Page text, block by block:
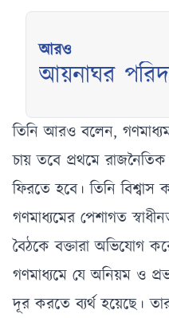
আরও
আয়নাঘর
নির্যাতনের তথ্য
সামনে এলো
তিনি আরও বলেন,
চায় তবে প্রথমে
ফিরতে হবে। তিনি
গণমাধ্যমের পেশাগত
বৈঠকে বক্তারা অভিযোগ
গণমাধ্যমে যে অনিয়ম ও
দূর করতে ব্যর্থ হয়েছে।